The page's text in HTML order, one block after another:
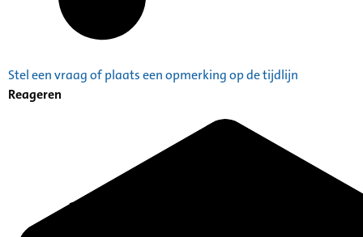
Stel een vraag of plaats een opmerking op de tijdlijn
Reageren